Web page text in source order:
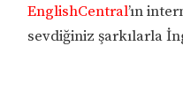
EnglishCentral’ın
sevdiğiniz şarkılarla